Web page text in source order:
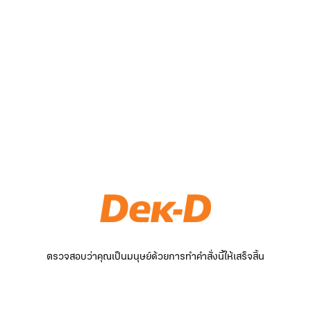
ตรวจสอบว่าคุณเป็นมนุษย์ด้วยการทำคำสั่งนี้ให้เสร็จสิ้น